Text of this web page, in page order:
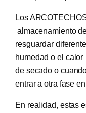
Los
almacenamiento
resguardar
humedad o el
de secado o
entrar a otra fase
En realidad, estas